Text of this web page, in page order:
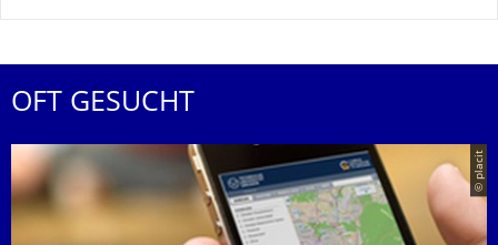
OFT GESUCHT
© placit